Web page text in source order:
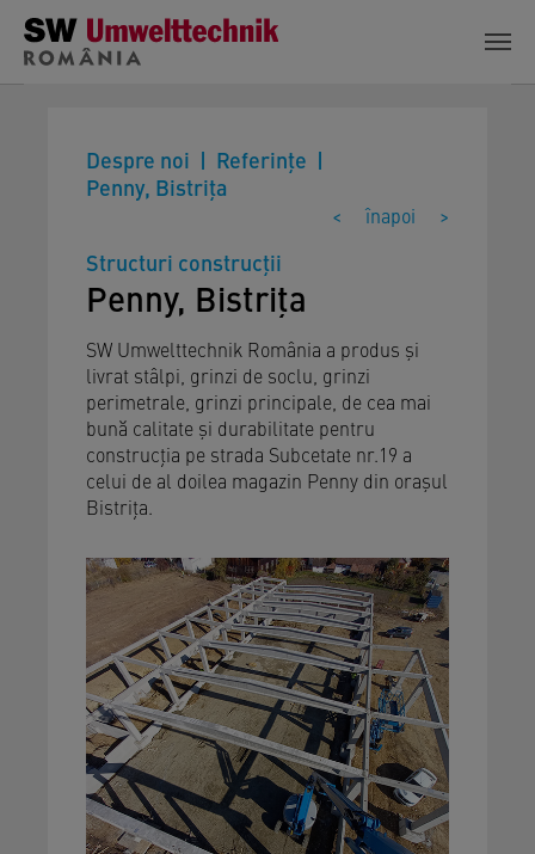
Skip to main content
Despre noi
Referinţe
Penny, Bistrița
< înapoi >
Structuri construcții
Penny, Bistrița
SW Umwelttechnik România a produs și
livrat stâlpi, grinzi de soclu, grinzi
perimetrale, grinzi principale, de cea mai
bună calitate și durabilitate pentru
construcția pe strada Subcetate nr.19 a
celui de al doilea magazin Penny din orașul
Bistrița.